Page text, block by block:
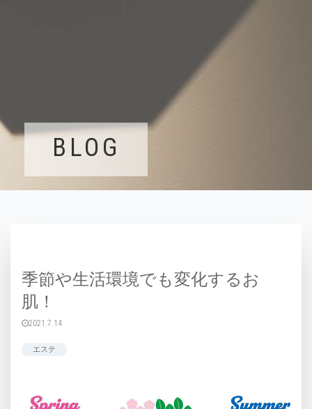
BLOG
季節や生活環境でも変化するお
肌！
2021.7.14
エステ